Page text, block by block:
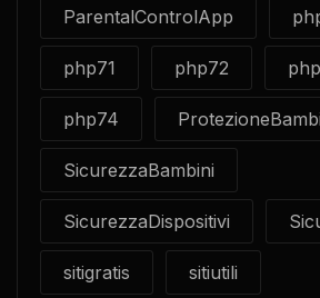
ParentalControlApp
php71 php72
php74
SicurezzaBambini
SicurezzaDispositivi
sitigratis sitiutili